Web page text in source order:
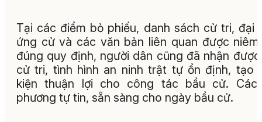
Tại các điểm bỏ phiếu, danh sách cử tri, đại
ứng cử và các văn bản liên quan được
đúng quy định, người dân cũng đã nhận
cử tri, tình hình an ninh trật tự ổn định, tạo
kiện thuận lợi cho công tác bầu cử. Các
phương tự tin, sẵn sàng cho ngày bầu cử.